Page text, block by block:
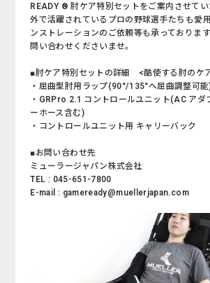
READY ® 肘ケア特別セットをご案内させてい
外で活躍されているプロの野球選手たちも愛
ンストレーションのご依頼等も承っておりま
問い合わせくださいませ。
■肘ケア特別セットの詳細 <酷使する肘のケ
・屈曲型肘用ラップ(90°/135°へ屈曲調整可能
・GRPro 2.1 コントロールユニット(AC アダ
ーホース含む)
・コントロールユニット用 キャリーバック
■お問い合わせ先
ミューラージャパン株式会社
TEL : 045-651-7800
E-mail : gameready@muellerjapan.com